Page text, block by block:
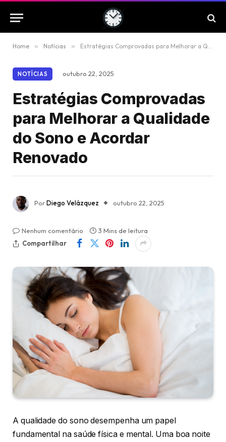
Home » Notícias » Estratégias Comprovadas para Melhorar a Qualidade do Sono e Acordar Renovado
NOTÍCIAS outubro 22, 2025
Estratégias Comprovadas
para Melhorar a Qualidade
do Sono e Acordar
Renovado
PorDiego Velázquez outubro 22, 2025
Nenhum comentário
3 Mins de leitura
Compartilhar
A qualidade do sono desempenha um papel
fundamental na saúde física e mental. Uma boa noite